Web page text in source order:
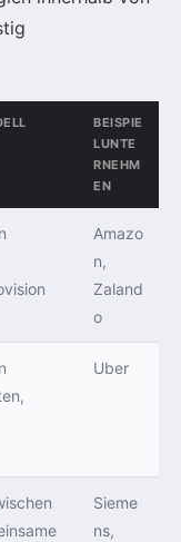
BEISPIE
LUNTE
RNEHM
EN
Amazo
n,
Zaland
o
Uber
Sieme
ns,